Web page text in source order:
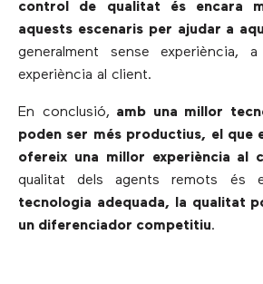
control de qualitat és encara
aquests escenaris per ajudar a
generalment sense experiència,
experiència al client.
En conclusió, amb una millor
poden ser més productius, el que
ofereix una millor experiència al
qualitat dels agents remots és
tecnologia adequada, la qualitat
un diferenciador competitiu.